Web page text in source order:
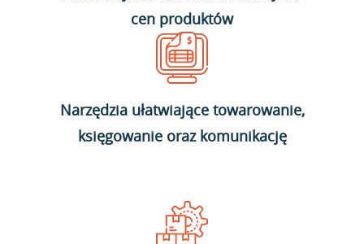
cen produktów
Narzędzia ułatwiające towarowanie,
księgowanie oraz komunikację